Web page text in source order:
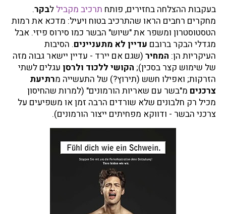
בעקבות ההצלחה בחזירים, פותח תרכיב מקביל לבקר.
מחקרים רחבים הראו שהתרכיב בטוח ויעיל: מדכא את רמות
הטסטוסטרון ומשפר את "שיוש" הבשר כמו סירוס פיזי. אבל
מגדלי הבקר ברובם עדיין לא מתעניינים. הסיבות
העיקריות הן: המחיר (שגם אם יירד - עדיין יישאר גבוה מזה
של שימוש קצר בסכין); הקושי ללכוד ולרסן עגלים לשתי
הזרקות; ואפילו חשש (תירוץ?) של התעשייה מרתיעת
צרכנים מ"בשר עם שאריות הורמונים" (למרות שהחיסון
מכיל רק חלבונים שלא שורדים הרבה זמן או משפיעים על
צרכני הבשר - ודווקא מפחיתים ייצור הורמונים).